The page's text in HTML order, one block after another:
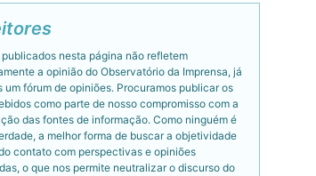
nesta página não refletem
a opinião do Observatório da Imprensa, já
um fórum de opiniões. Procuramos publicar os
como parte de nosso compromisso com a
das fontes de informação. Como ninguém é
a melhor forma de buscar a objetividade
contato com perspectivas e opiniões
o que nos permite neutralizar o discurso do